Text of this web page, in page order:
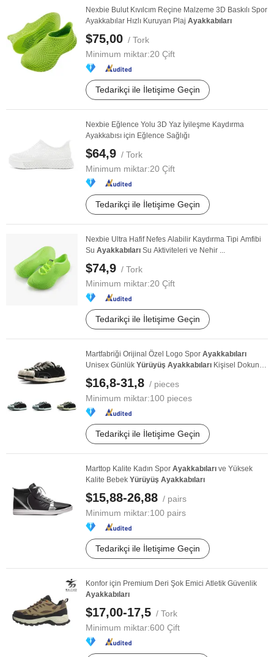
Nexbie Bulut Kıvılcım Reçine Malzeme 3D Baskılı Spor
Ayakkabılar Hızlı Kuruyan Plaj Ayakkabıları
$75,00 / Tork
Minimum miktar:20 Çift
Tedarikçi ile İletişime Geçin
Nexbie Eğlence Yolu 3D Yaz İyileşme Kaydırma
Ayakkabısı için Eğlence Sağlığı
$64,9 / Tork
Minimum miktar:20 Çift
Tedarikçi ile İletişime Geçin
Nexbie Ultra Hafif Nefes Alabilir Kaydırma Tipi Amfibi
Su Ayakkabıları Su Aktiviteleri ve Nehir ...
$74,9 / Tork
Minimum miktar:20 Çift
Tedarikçi ile İletişime Geçin
Martfabriği Orijinal Özel Logo Spor Ayakkabıları
Unisex Günlük Yürüyüş Ayakkabıları Kişisel Dokunuş
...
$16,8-31,8 / pieces
Minimum miktar:100 pieces
Tedarikçi ile İletişime Geçin
Marttop Kalite Kadın Spor Ayakkabıları ve Yüksek
Kalite Bebek Yürüyüş Ayakkabıları
$15,88-26,88 / pairs
Minimum miktar:100 pairs
Tedarikçi ile İletişime Geçin
Konfor için Premium Deri Şok Emici Atletik Güvenlik
Ayakkabıları
$17,00-17,5 / Tork
Minimum miktar:600 Çift